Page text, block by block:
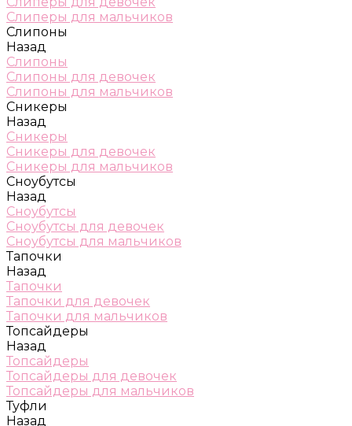
Слиперы для мальчиков
Слипоны
Назад
Слипоны
Слипоны для девочек
Слипоны для мальчиков
Сникеры
Назад
Сникеры
Сникеры для девочек
Сникеры для мальчиков
Сноубутсы
Назад
Сноубутсы
Сноубутсы для девочек
Сноубутсы для мальчиков
Тапочки
Назад
Тапочки
Тапочки для девочек
Тапочки для мальчиков
Топсайдеры
Назад
Топсайдеры
Топсайдеры для девочек
Топсайдеры для мальчиков
Туфли
Назад